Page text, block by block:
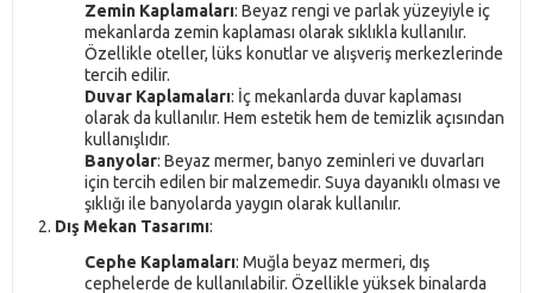
Zemin Kaplamaları: Beyaz rengi ve parlak yüzeyiyle iç
mekanlarda zemin kaplaması olarak sıklıkla kullanılır.
Özellikle oteller, lüks konutlar ve alışveriş merkezlerinde
tercih edilir.
Duvar Kaplamaları: İç mekanlarda duvar kaplaması
olarak da kullanılır. Hem estetik hem de temizlik açısından
kullanışlıdır.
Banyolar: Beyaz mermer, banyo zeminleri ve duvarları
için tercih edilen bir malzemedir. Suya dayanıklı olması ve
şıklığı ile banyolarda yaygın olarak kullanılır.
Dış Mekan Tasarımı:
Cephe Kaplamaları: Muğla beyaz mermeri, dış
cephelerde de kullanılabilir. Özellikle yüksek binalarda